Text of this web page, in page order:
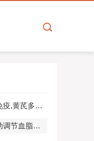
病营养干预价值分析！
制,应用效果如何？